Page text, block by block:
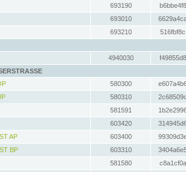
693190
693010
693210
4940030
580300
580310
581591
603420
AP
603400
BP
603310
581580